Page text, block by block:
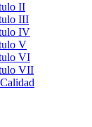
II
III
IV
V
VI
VII